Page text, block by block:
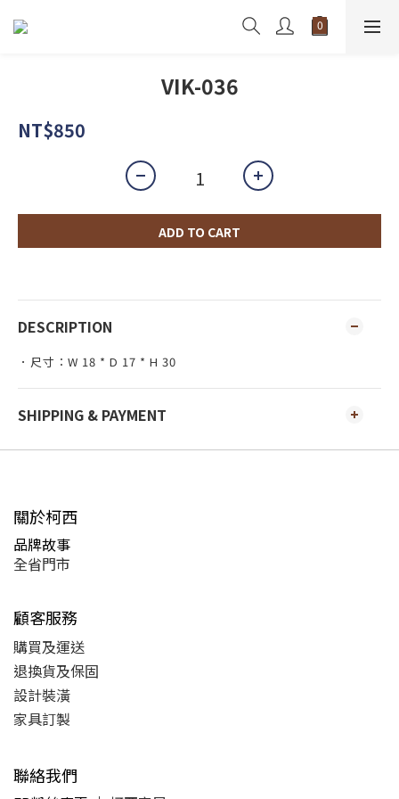
VIK-036
NT$850
ADD TO CART
DESCRIPTION
．尺寸：W 18 * D 17 * H 30
SHIPPING & PAYMENT
關於柯西
品牌故事
全省門市
顧客服務
購買及運送
退換貨及保固
設計裝潢
家具訂製
聯絡我們